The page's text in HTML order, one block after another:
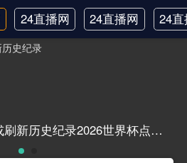
24直播网
日职联
24直播网
中甲
24
韩
2026世界杯点球大战或刷新历史纪录2026世界杯点球大战或刷新历史纪录